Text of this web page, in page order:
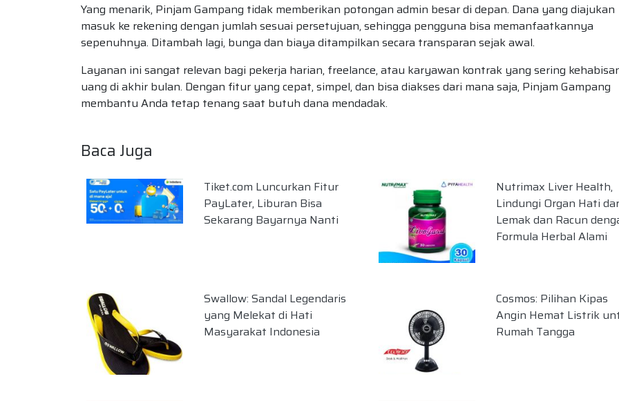
Yang menarik, Pinjam Gampang tidak memberikan potongan admin besar di depan. Dana yang diajukan
masuk ke rekening dengan jumlah sesuai persetujuan, sehingga pengguna bisa memanfaatkannya
sepenuhnya. Ditambah lagi, bunga dan biaya ditampilkan secara transparan sejak awal.
Layanan ini sangat relevan bagi pekerja harian, freelance, atau karyawan kontrak yang sering
uang di akhir bulan. Dengan fitur yang cepat, simpel, dan bisa diakses dari mana saja, Pinjam Gampang
membantu Anda tetap tenang saat butuh dana mendadak.
Baca Juga
Tiket.com Luncurkan Fitur
PayLater, Liburan Bisa
Sekarang Bayarnya Nanti
Nutrimax Liver Health,
Lindungi Organ Hati
Lemak dan Racun
Formula Herbal Alami
Swallow: Sandal Legendaris
yang Melekat di Hati
Masyarakat Indonesia
Cosmos: Pilihan Kipas
Angin Hemat Listrik
Rumah Tangga